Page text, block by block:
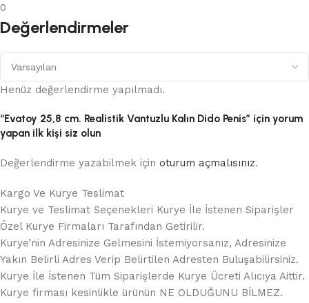
0
Değerlendirmeler
Henüz değerlendirme yapılmadı.
“Evatoy 25,8 cm. Realistik Vantuzlu Kalın Dido Penis” için yorum
yapan ilk kişi siz olun
Değerlendirme yazabilmek için oturum açmalısınız.
Kargo Ve Kurye Teslimat
Kurye ve Teslimat Seçenekleri Kurye İle İstenen Siparişler
Özel Kurye Firmaları Tarafından Getirilir.
Kurye’nin Adresinize Gelmesini İstemiyorsanız, Adresinize
Yakın Belirli Adres Verip Belirtilen Adresten Buluşabilirsiniz.
Kurye İle İstenen Tüm Siparişlerde Kurye Ücreti Alıcıya Aittir.
Kurye firması kesinlikle ürünün NE OLDUĞUNU BİLMEZ.